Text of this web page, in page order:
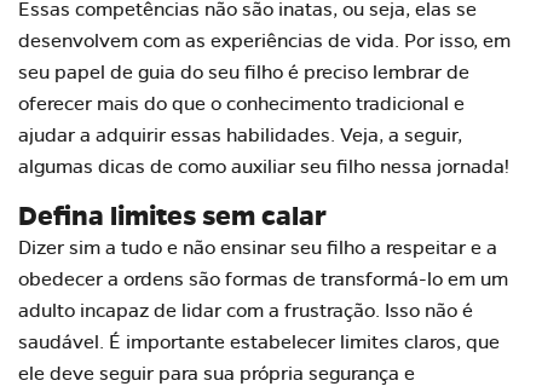
Essas competências não são inatas, ou seja, elas se
desenvolvem com as experiências de vida. Por isso, em
seu papel de guia do seu filho é preciso lembrar de
oferecer mais do que o conhecimento tradicional e
ajudar a adquirir essas habilidades. Veja, a seguir,
algumas dicas de como auxiliar seu filho nessa jornada!
Defina limites sem calar
Dizer sim a tudo e não ensinar seu filho a respeitar e a
obedecer a ordens são formas de transformá-lo em um
adulto incapaz de lidar com a frustração. Isso não é
saudável. É importante estabelecer limites claros, que
ele deve seguir para sua própria segurança e